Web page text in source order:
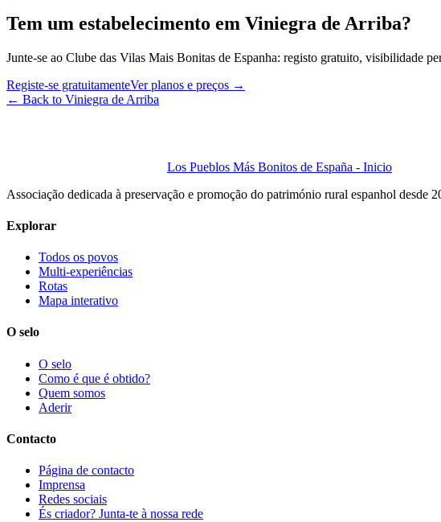
Tem um estabelecimento em Viniegra de Arriba?
Junte-se ao Clube das Vilas Mais Bonitas de Espanha: registo gratuito, visibilidade
Registe-se gratuitamenteVer planos e preços →
← Back to Viniegra de Arriba
Los Pueblos Más Bonitos de España - Inicio
Associação dedicada à preservação e promoção do património rural espanhol desde
Explorar
Todos os povos
Multi-experiências
Rotas
Mapa interativo
O selo
O selo
Como é que é obtido?
Quem somos
Aderir
Contacto
Página de contacto
Imprensa
Redes sociais
És criador? Junta-te à nossa rede